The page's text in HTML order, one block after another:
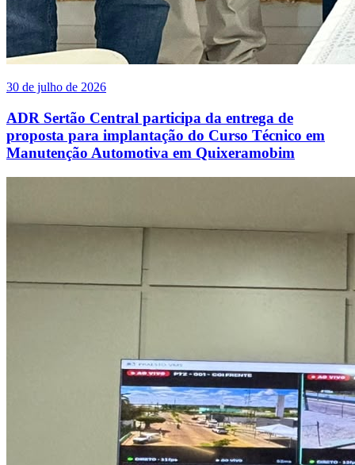
30 de julho de 2026
ADR Sertão Central participa da entrega de
proposta para implantação do Curso Técnico em
Manutenção Automotiva em Quixeramobim